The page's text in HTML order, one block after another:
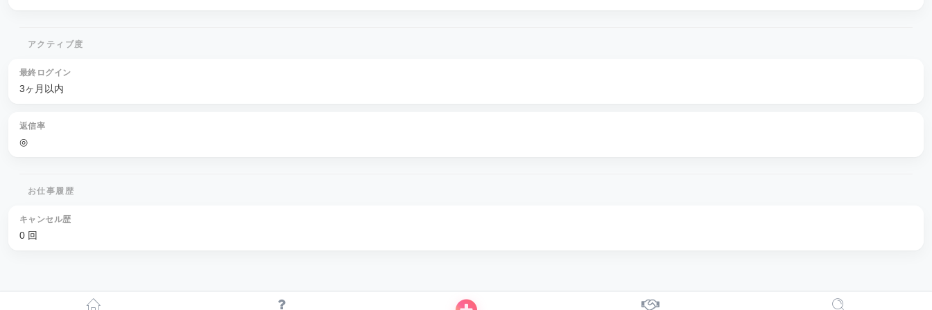
アクティブ度
最終ログイン
3ヶ月以内
返信率
◎
お仕事履歴
キャンセル歴
0 回